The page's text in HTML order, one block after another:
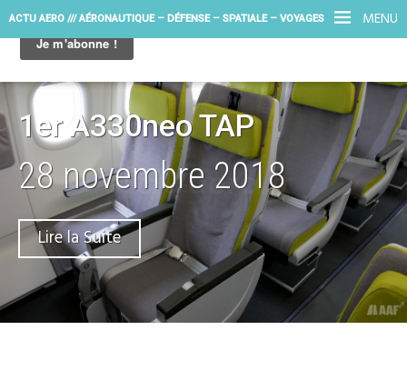
MENU
ACTU AERO /// AÉRONAUTIQUE – DÉFENSE – SPATIALE – VOYAGES
1er A330neo TAP
28 novembre 2018
Lire la Suite